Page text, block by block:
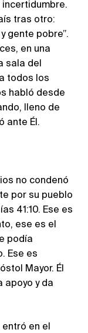
tras otro:
gente pobre”.
en una
sala del
todos los
habló desde
lleno de
ante Él.
no condenó
por su pueblo
41:10. Ese es
ese es el
podía
Ese es
Mayor. Él
apoyo y da
en el